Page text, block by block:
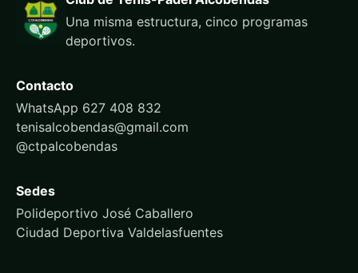
Una misma estructura, cinco programas
deportivos.
Contacto
WhatsApp 627 408 832
tenisalcobendas@gmail.com
@ctpalcobendas
Sedes
Polideportivo José Caballero
Ciudad Deportiva Valdelasfuentes